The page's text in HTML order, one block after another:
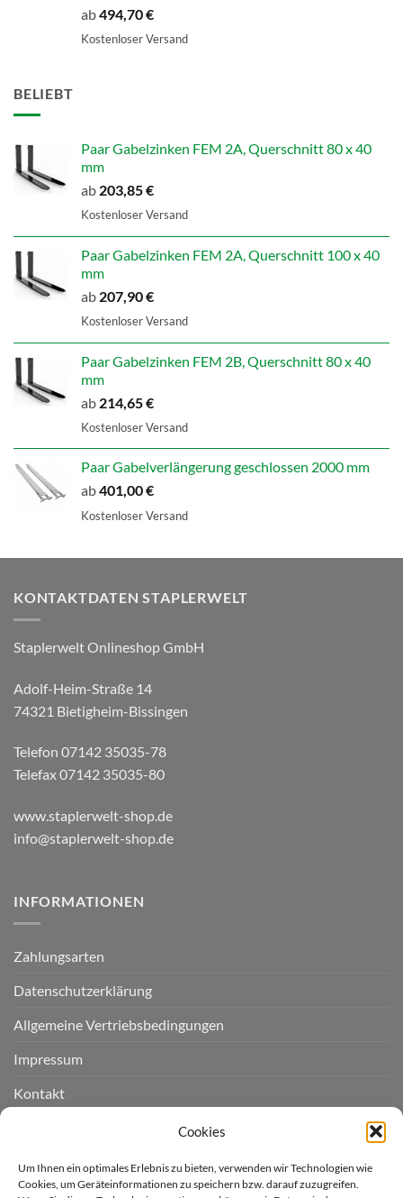
Cookies
Um Ihnen ein optimales Erlebnis zu bieten, verwenden wir Technologien wie
Cookies, um Geräteinformationen zu speichern bzw. darauf zuzugreifen.
ab494,70€
Kostenloser Versand
BELIEBT
Paar Gabelzinken FEM 2A, Querschnitt 80 x 40
mm
ab 203,85€
Kostenloser Versand
Paar Gabelzinken FEM 2A, Querschnitt 100 x 40
mm
ab 207,90€
Kostenloser Versand
Paar Gabelzinken FEM 2B, Querschnitt 80 x 40
mm
ab 214,65€
Kostenloser Versand
Paar Gabelverlängerung geschlossen 2000 mm
ab401,00€
Kostenloser Versand
KONTAKTDATEN STAPLERWELT
Staplerwelt Onlineshop GmbH
Adolf-Heim-Straße 14
74321 Bietigheim-Bissingen
Telefon 07142 35035-78
Telefax 07142 35035-80
www.staplerwelt-shop.de
info@staplerwelt-shop.de
INFORMATIONEN
Zahlungsarten
Datenschutzerklärung
Allgemeine Vertriebsbedingungen
Impressum
Kontakt
Cookie-Richtlinie (EU)